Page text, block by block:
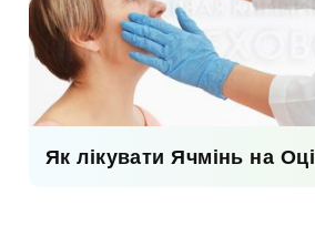
Як лікувати Ячмінь на Оці